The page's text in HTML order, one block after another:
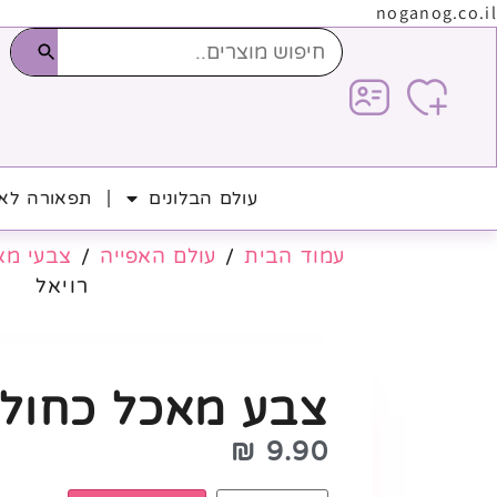
noganog.co.il
עולם הבלונים תפאורה
עמוד הבית/ עולם האפייה / צבעי
רויאל
צבע מאכל כחול
9.90
₪